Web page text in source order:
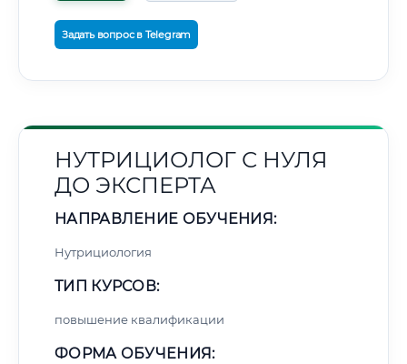
Задать вопрос в Telegram
НУТРИЦИОЛОГ С НУЛЯ
ДО ЭКСПЕРТА
НАПРАВЛЕНИЕ ОБУЧЕНИЯ:
Нутрициология
ТИП КУРСОВ:
повышение квалификации
ФОРМА ОБУЧЕНИЯ: